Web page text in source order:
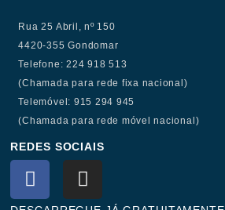
Rua 25 Abril, nº 150
4420-355 Gondomar
Telefone: 224 918 513
(Chamada para rede fixa nacional)
Telemóvel: 915 294 945
(Chamada para rede móvel nacional)
REDES SOCIAIS
F
a
c
I
n
s